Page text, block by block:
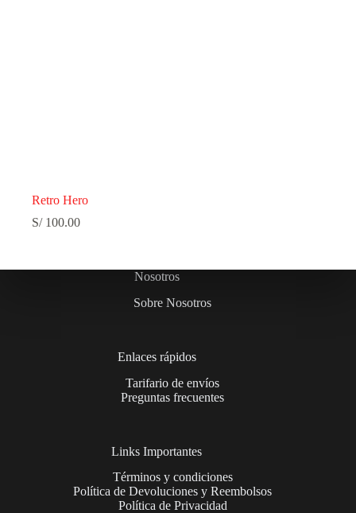
Retro Hero
S/100.00
Nosotros
Sobre Nosotros
Enlaces rápidos
Tarifario de envíos
Preguntas frecuentes
Links Importantes
Términos y condiciones
Política de Devoluciones y Reembolsos
Política de Privacidad